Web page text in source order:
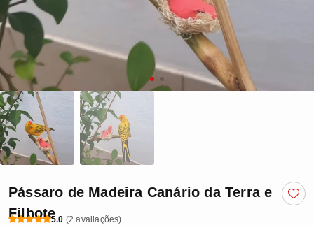
Pássaro de Madeira Canário da Terra e
Filhote5.0 (2 avaliações)